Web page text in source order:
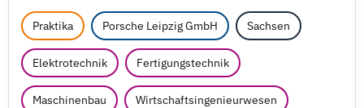
Praktika Porsche Leipzig GmbH Sachsen
Elektrotechnik Fertigungstechnik
Maschinenbau Wirtschaftsingenieurwesen